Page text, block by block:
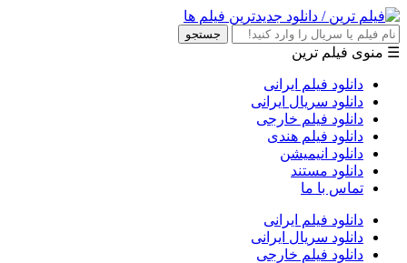
جستجو
☰ منوی فیلم ترین
دانلود فیلم ایرانی
دانلود سریال ایرانی
دانلود فیلم خارجی
دانلود فیلم هندی
دانلود انیمیشن
دانلود مستند
تماس با ما
دانلود فیلم ایرانی
دانلود سریال ایرانی
دانلود فیلم خارجی